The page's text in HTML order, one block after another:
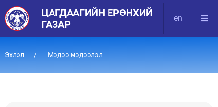
ЦАГДААГИЙН ЕРӨНХИЙ
ГАЗАР
en
Эхлэл Мэдээ мэдээлэл